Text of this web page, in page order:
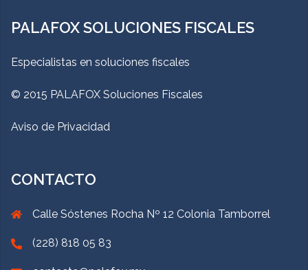
PALAFOX SOLUCIONES FISCALES
Especialistas en soluciones fiscales
© 2015 PALAFOX Soluciones Fiscales
Aviso de Privacidad
CONTACTO
Calle Sóstenes Rocha Nº 12 Colonia Tamborrel
(228) 818 05 83